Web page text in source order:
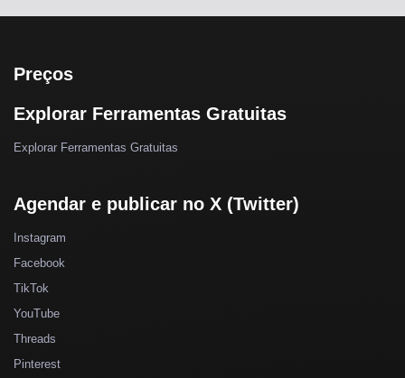
Preços
Explorar Ferramentas Gratuitas
Explorar Ferramentas Gratuitas
Agendar e publicar no X (Twitter)
Instagram
Facebook
TikTok
YouTube
Threads
Pinterest